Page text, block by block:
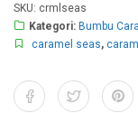
SKU: crmlseas
Kategori: Bumbu
caramel seas,